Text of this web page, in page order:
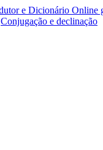
Conjugação e declinação